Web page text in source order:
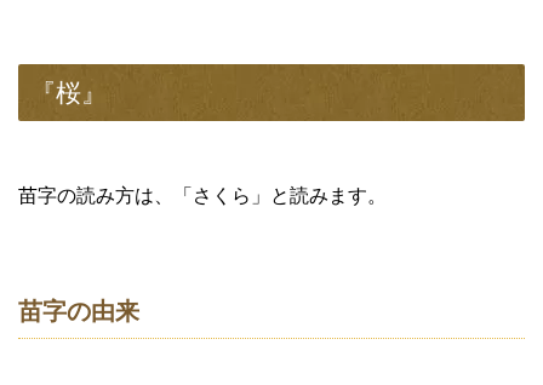
『桜』
苗字の読み方は、「さくら」と読みます。
苗字の由来